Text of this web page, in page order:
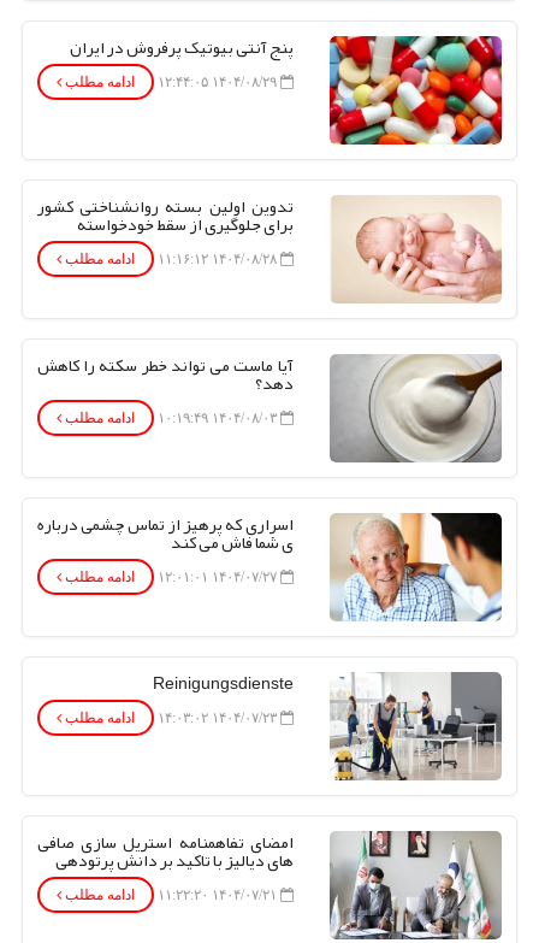
پنج آنتی بیوتیک پرفروش در ایران
۱۴۰۴/۰۸/۲۹ ۱۲:۴۴:۰۵ ادامه مطلب
تدوین اولین بسته روانشناختی کشور
برای جلوگیری از سقط خودخواسته
۱۴۰۴/۰۸/۲۸ ۱۱:۱۶:۱۲ ادامه مطلب
آیا ماست می تواند خطر سکته را کاهش
دهد؟
۱۴۰۴/۰۸/۰۳ ۱۰:۱۹:۴۹ ادامه مطلب
اسراری که پرهیز از تماس چشمی درباره
ی شما فاش می کند
۱۴۰۴/۰۷/۲۷ ۱۲:۰۱:۰۱ ادامه مطلب
Reinigungsdienste
۱۴۰۴/۰۷/۲۳ ۱۴:۰۳:۰۲ ادامه مطلب
امضای تفاهمنامه استریل سازی صافی
های دیالیز با تاکید بر دانش پرتودهی
ادامه مطلب